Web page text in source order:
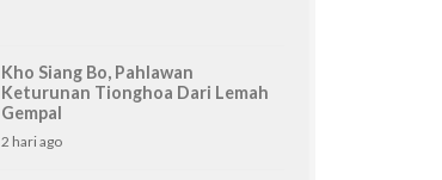
Kho Siang Bo, Pahlawan
Keturunan Tionghoa Dari Lemah
Gempal
2 hari ago